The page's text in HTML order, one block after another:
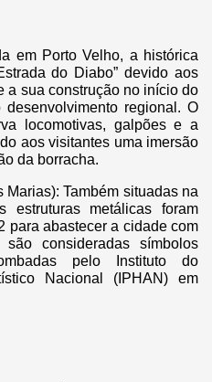
em Porto Velho, a histórica
do Diabo” devido aos
a sua construção no início do
regional. O
locomotivas, galpões e a
aos visitantes uma imersão
da borracha.
Marias): Também situadas na
estruturas metálicas foram
para abastecer a cidade com
consideradas símbolos
pelo Instituto do
Nacional (IPHAN) em